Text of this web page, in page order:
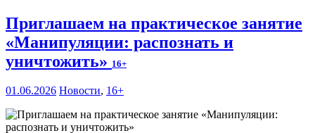
Приглашаем на практическое занятие
«Манипуляции: распознать и
уничтожить» 16+
01.06.2026 Новости, 16+